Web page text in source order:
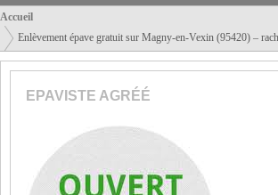
Accueil
Enlèvement épave gratuit sur Magny-en-Vexin (95420) –
EPAVISTE AGRÉÉ